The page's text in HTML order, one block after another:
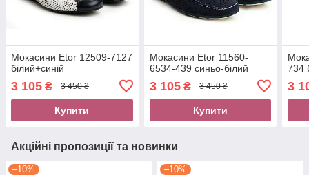
Мокасини Etor 12509-7127
білий+синій
3 105 ₴ 3 450 ₴
Купити
Мокасини Etor 11560-
6534-439 синьо-білий
3 105₴ 3 450 ₴
Купити
734
3
Акційні пропозиції та новинки
–10% –10%